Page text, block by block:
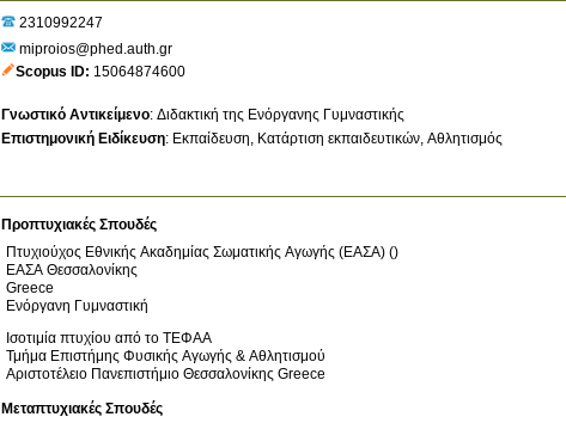
2310992247
miproios@phed.auth.gr
Scopus ID 15064874600
Γνωστικό Αντικείμενο: Διδακτική της Ενόργανης Γυμναστικής
Επιστημονική Ειδίκευση: Εκπαίδευση Κατάρτιση εκπαιδευτικών Αθλητισμός
Προπτυχιακές Σπουδές
Πτυχιούχος Εθνικής Ακαδημίας Σωματικής Αγωγής (ΕΑΣΑ) ()
ΕΑΣΑ Θεσσαλονίκης
Greece
Ενόργανη Γυμναστική
Ισοτιμία πτυχίου από το ΤΕΦΑΑ
Τμήμα Επιστήμης Φυσικής Αγωγής & Αθλητισμού
Αριστοτέλειο Πανεπιστήμιο Θεσσαλονίκης Greece
Μεταπτυχιακές Σπουδές